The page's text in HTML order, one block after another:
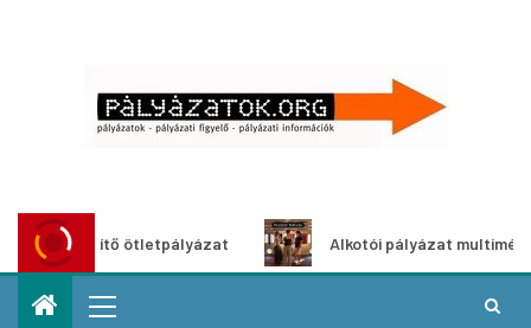
ötletpályázat Alkotói pályázat multimédia-